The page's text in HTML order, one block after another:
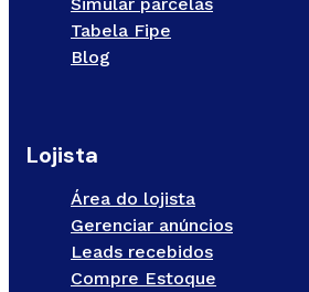
Tabela Fipe
Blog
Lojista
Área do lojista
Gerenciar anúncios
Leads recebidos
Compre Estoque